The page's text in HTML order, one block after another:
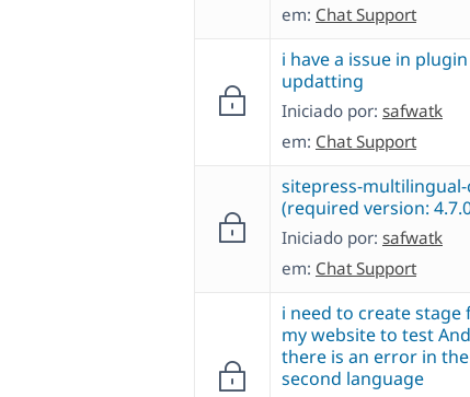
em: Chat Support
i have a issue in plugin
updatting
Iniciado por: safwatk
em: Chat Support
sitepress-multilingual-
(required version:
Iniciado por: safwatk
em: Chat Support
i need to create stage
my website to test And
there is an error in the
second language